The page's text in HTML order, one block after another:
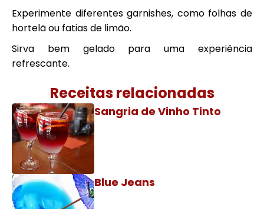
Experimente diferentes garnishes, como folhas de
hortelã ou fatias de limão.
Sirva bem gelado para uma experiência
refrescante.
Receitas relacionadas
Sangria de Vinho Tinto
Blue Jeans